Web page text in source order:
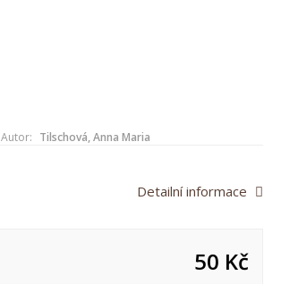
Autor: Tilschová, Anna Maria
Detailní informace
50 Kč